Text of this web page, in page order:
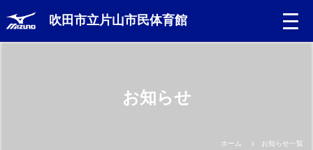
吹田市立片山市民体育館
お知らせ
ホーム お知らせ一覧